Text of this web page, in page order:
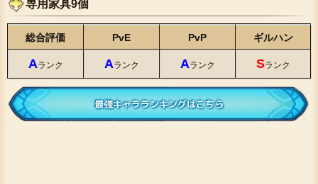
専用家具9個
総合評価 PvE PvP ギルハン
Aランク Aランク Aランク Sランク
最強キャラランキングはこちら